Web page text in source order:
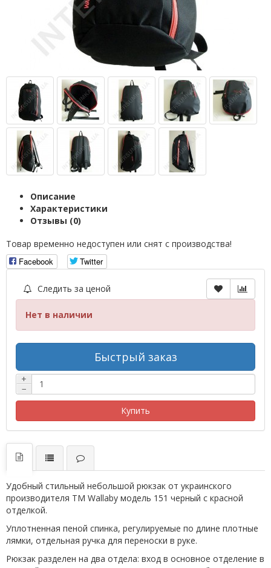
Описание
Характеристики
Отзывы (0)
Товар временно недоступен или снят с производства!
Facebook
Twitter
Следить за ценой
Нет в наличии
Быстрый заказ
+
−
Купить
Удобный стильный небольшой рюкзак от украинского
производителя ТМ Wallaby модель 151 черный с красной
отделкой.
Уплотненная пеной спинка, регулируемые по длине плотные
лямки, отдельная ручка для переноски в руке.
Рюкзак разделен на два отдела: вход в основное отделение в